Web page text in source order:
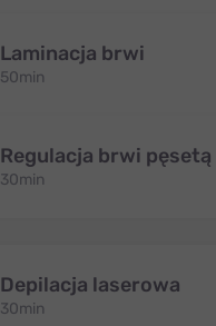
Laminacja brwi
50min
Regulacja brwi pęsetą
30min
Depilacja laserowa
30min